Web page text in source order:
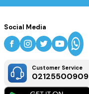
Social Media
Customer Service
02125500909